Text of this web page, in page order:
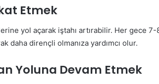
Etmek
yol açarak iştahı artırabilir. Her gece
daha dirençli olmanıza yardımcı olur.
Yoluna Devam Etmek